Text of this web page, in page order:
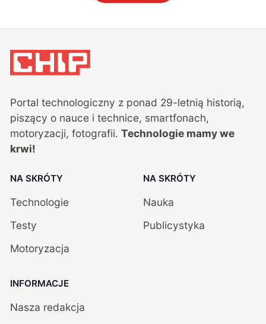
Portal technologiczny z ponad 29-letnią historią,
piszący o nauce i technice, smartfonach,
motoryzacji, fotografii. Technologie mamy we
krwi!
NA SKRÓTY
Technologie
Testy
Motoryzacja
NA SKRÓTY
Nauka
Publicystyka
INFORMACJE
Nasza redakcja